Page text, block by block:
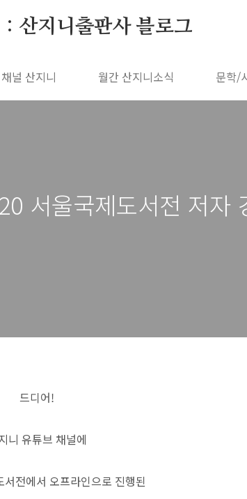
산지니출판사 블로그
채널 산지니 월간 산지니소식 문학/
서울국제도서전 저자
드디어!
니 유튜브 채널에
전에서 오프라인으로 진행된